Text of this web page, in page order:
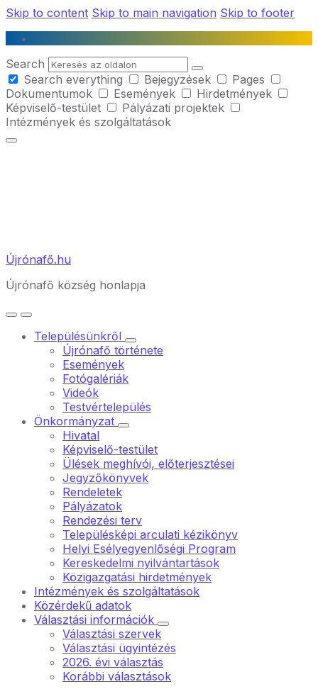
Skip to content Skip to main navigation Skip to footer
Search
Search everything
Bejegyzések
Pages
Dokumentumok
Események
Hirdetmények
Képviselő-testület
Pályázati projektek
Intézmények és szolgáltatások
Újrónafő.hu
Újrónafő község honlapja
Településünkről
Újrónafő története
Események
Fotógalériák
Videók
Testvértelepülés
Önkormányzat
Hivatal
Képviselő-testület
Ülések meghívói, előterjesztései
Jegyzőkönyvek
Rendeletek
Pályázatok
Rendezési terv
Településképi arculati kézikönyv
Helyi Esélyegyenlőségi Program
Kereskedelmi nyilvántartások
Közigazgatási hirdetmények
Intézmények és szolgáltatások
Közérdekű adatok
Választási információk
Választási szervek
Választási ügyintézés
2026. évi választás
Korábbi választások